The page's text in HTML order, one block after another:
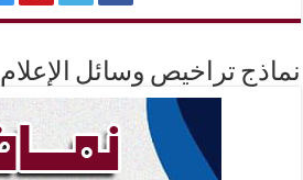
نماذج تراخيص وسائل الإعلام